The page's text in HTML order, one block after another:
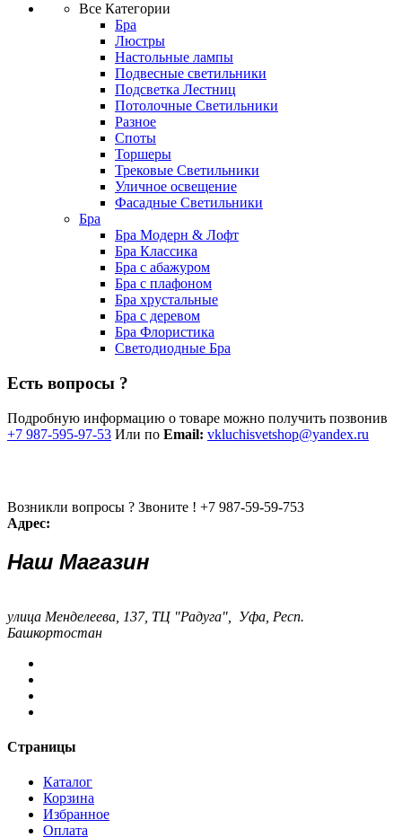
Все Категории
Бра
Люстры
Настольные лампы
Подвесные светильники
Подсветка Лестниц
Потолочные Светильники
Разное
Споты
Торшеры
Трековые Светильники
Уличное освещение
Фасадные Светильники
Бра
Бра Модерн & Лофт
Бра Классика
Бра с абажуром
Бра с плафоном
Бра хрустальные
Бра с деревом
Бра Флористика
Светодиодные Бра
Есть вопросы ?
Подробную информацию о товаре можно получить позвонив
+7 987-595-97-53 Или по Email: vkluchisvetshop@yandex.ru
Возникли вопросы ? Звоните ! +7 987-59-59-753
Адрес:
Наш Магазин
улица Менделеева, 137, ТЦ "Радуга", Уфа, Респ.
Башкортостан
Страницы
Каталог
Корзина
Избранное
Оплата